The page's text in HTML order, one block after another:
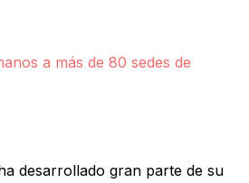
a más de 80 sedes de
desarrollado gran parte de su